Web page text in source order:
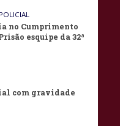
POLICIAL
no Cumprimento
esquipe da 32ª
com gravidade